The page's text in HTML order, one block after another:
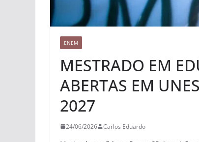
ENEM
MESTRADO EM
ABERTAS EM
2027
24/06/2026 Carlos Eduardo